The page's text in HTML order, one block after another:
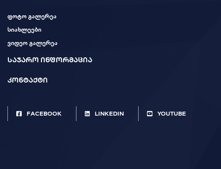
ფოტო გალერეა
სიახლეები
ვიდეო გალერეა
საჯარო ინფორმაცია
კონტაქტი
FACEBOOK LINKEDIN YOUTUBE